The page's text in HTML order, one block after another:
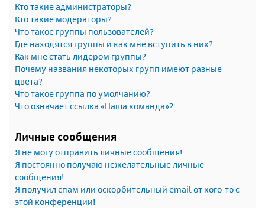
Кто такие администраторы?
Кто такие модераторы?
Что такое группы пользователей?
Где находятся группы и как мне вступить в них?
Как мне стать лидером группы?
Почему названия некоторых групп имеют разные
цвета?
Что такое группа по умолчанию?
Что означает ссылка «Наша команда»?
Личные сообщения
Я не могу отправить личные сообщения!
Я постоянно получаю нежелательные личные
сообщения!
Я получил спам или оскорбительный email от кого-то с
этой конференции!